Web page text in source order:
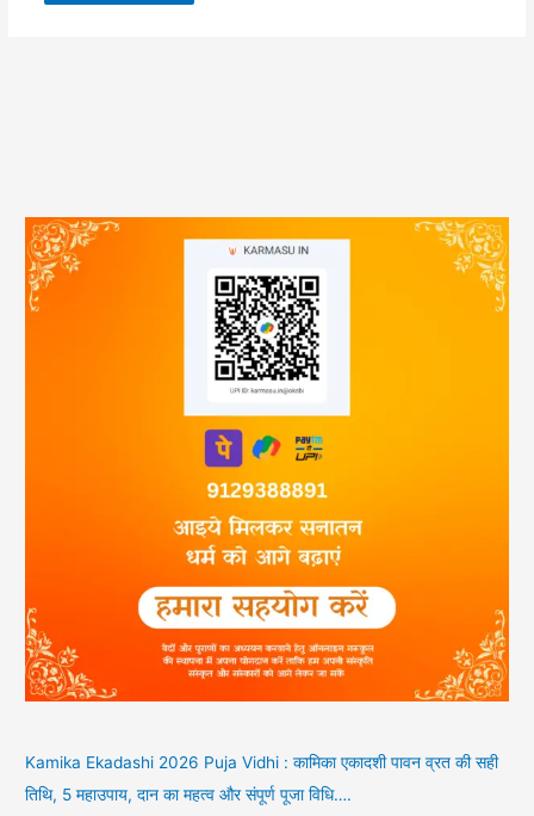
Kamika Ekadashi 2026 Puja Vidhi : कामिका एकादशी पावन व्रत की सही
तिथि, 5 महाउपाय, दान का महत्व और संपूर्ण पूजा विधि….